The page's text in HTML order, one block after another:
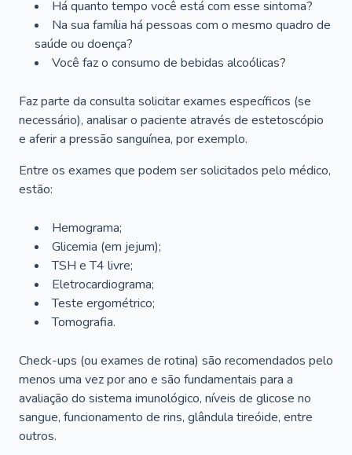
Há quanto tempo você está com esse sintoma?
Na sua família há pessoas com o mesmo quadro de
saúde ou doença?
Você faz o consumo de bebidas alcoólicas?
Faz parte da consulta solicitar exames específicos (se
necessário), analisar o paciente através de estetoscópio
e aferir a pressão sanguínea, por exemplo.
Entre os exames que podem ser solicitados pelo médico,
estão:
Hemograma;
Glicemia (em jejum);
TSH e T4 livre;
Eletrocardiograma;
Teste ergométrico;
Tomografia.
Check-ups (ou exames de rotina) são recomendados pelo
menos uma vez por ano e são fundamentais para a
avaliação do sistema imunológico, níveis de glicose no
sangue, funcionamento de rins, glândula tireóide, entre
outros.